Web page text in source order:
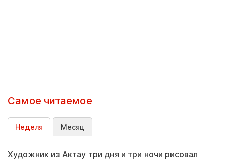
Самое читаемое
Неделя Месяц
Художник из Актау три дня и три ночи рисовал